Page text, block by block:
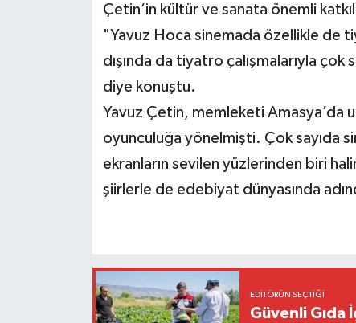
Çetin’in kültür ve sanata önemli
"Yavuz Hoca sinemada özellikle de
dışında da tiyatro çalışmalarıyla çok
diye konuştu.
Yavuz Çetin, memleketi Amasya’da
oyunculuğa yönelmişti. Çok sayıda
ekranların sevilen yüzlerinden biri
şiirlerle de edebiyat dünyasında
EDITÖRÜN SEÇTIĞI
Güvenli